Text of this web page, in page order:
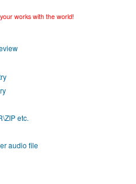
works with the world!
etc.
audio file